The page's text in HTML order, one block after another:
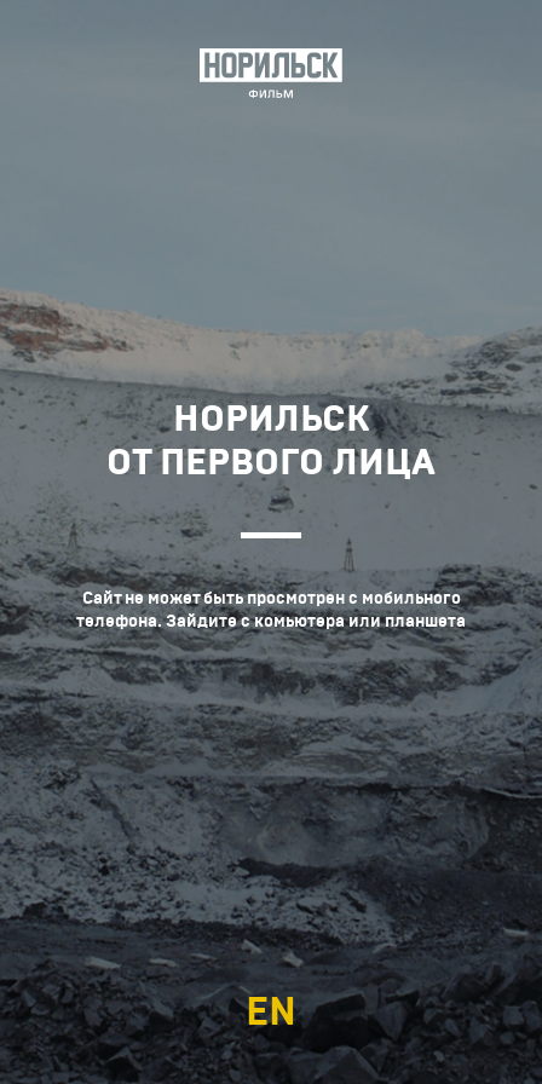
НОРИЛЬСК
ОТ ПЕРВОГО ЛИЦА
Сайт не может быть просмотрен с мобильного
телефона. Зайдите с комьютера или планшета
EN